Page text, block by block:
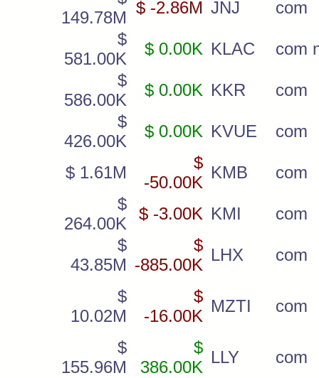
149.78M
$ -2.86M JNJ
com
$
581.00K
$ 0.00K KLAC
com
$
586.00K
$ 0.00K KKR
com
$
426.00K
$ 0.00K KVUE com
$ 1.61M
$
-50.00K
KMB
com
$
264.00K
$ -3.00K KMI
com
$
43.85M
$
-885.00K
LHX com
$
10.02M
$
-16.00K
MZTI com
$
155.96M
$
386.00K
LLY
com